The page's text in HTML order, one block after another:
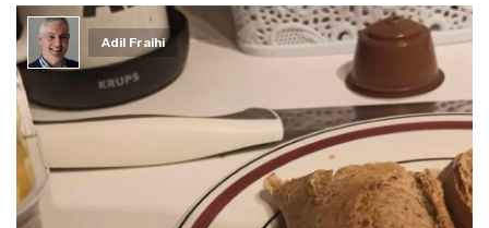
Adil Fraihi